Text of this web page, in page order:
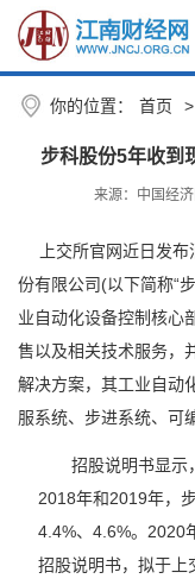
你的位置： 首页 >
步科股份5年收到
来源：中国经济
上交所官网近日发布
份有限公司(以下简称“
业自动化设备控制核心
售以及相关技术服务，
解决方案，其工业自动
服系统、步进系统、可
招股说明书显示
2018年和2019年，
4.4%、4.6%。2020
招股说明书，拟于上